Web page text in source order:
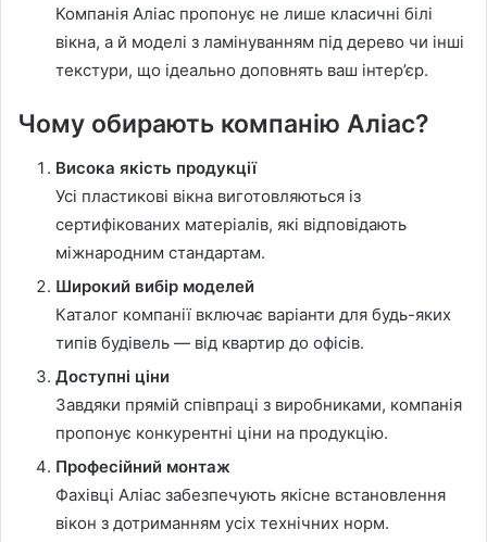
Компанія Аліас пропонує не лише класичні білі
вікна, а й моделі з ламінуванням під дерево чи інші
текстури, що ідеально доповнять ваш інтер’єр.
Чому обирають компанію Аліас?
Висока якість продукції
Усі пластикові вікна виготовляються із
сертифікованих матеріалів, які відповідають
міжнародним стандартам.
Широкий вибір моделей
Каталог компанії включає варіанти для будь-яких
типів будівель — від квартир до офісів.
Доступні ціни
Завдяки прямій співпраці з виробниками, компанія
пропонує конкурентні ціни на продукцію.
Професійний монтаж
Фахівці Аліас забезпечують якісне встановлення
вікон з дотриманням усіх технічних норм.